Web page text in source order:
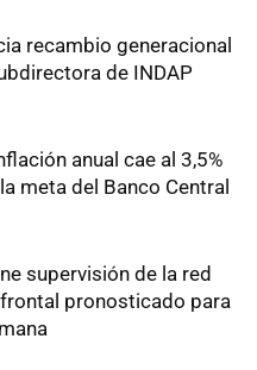
recambio generacional
de INDAP
anual cae al 3,5%
meta del Banco Central
supervisión de la red
pronosticado para